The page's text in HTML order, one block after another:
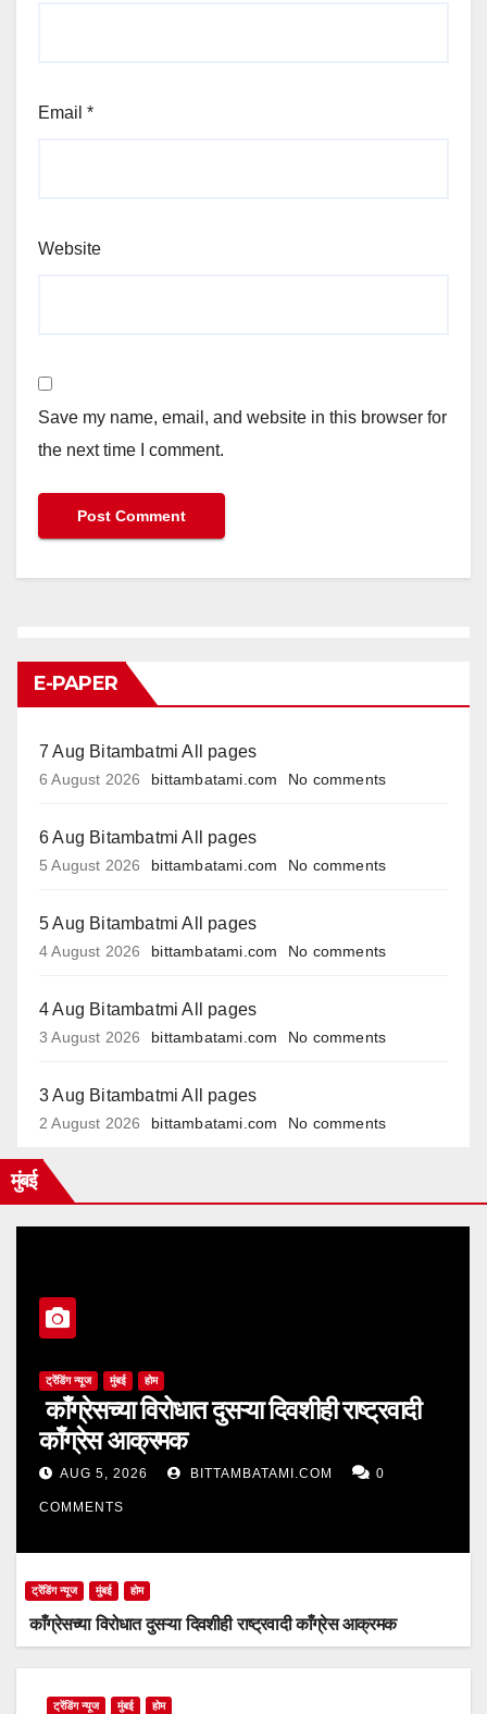
Email *
Website
Save my name, email, and website in this browser for
the next time I comment.
E-PAPER
7 Aug Bitambatmi All pages
6 August 2026 bittambatami.com No comments
6 Aug Bitambatmi All pages
5 August 2026 bittambatami.com No comments
5 Aug Bitambatmi All pages
4 August 2026 bittambatami.com No comments
4 Aug Bitambatmi All pages
3 August 2026 bittambatami.com No comments
3 Aug Bitambatmi All pages
2 August 2026 bittambatami.com No comments
मुंबई
ट्रेंडिंग न्यूज मुंबई होम
काँग्रेसच्या विरोधात दुसऱ्या दिवशीही राष्ट्रवादी
काँग्रेस आक्रमक
AUG 5, 2026 BITTAMBATAMI.COM 0
COMMENTS
ट्रेंडिंग न्यूज मुंबई होम
काँग्रेसच्या विरोधात दुसऱ्या दिवशीही राष्ट्रवादी काँग्रेस आक्रमक
ट्रेंडिंग न्यूज मुंबई होम